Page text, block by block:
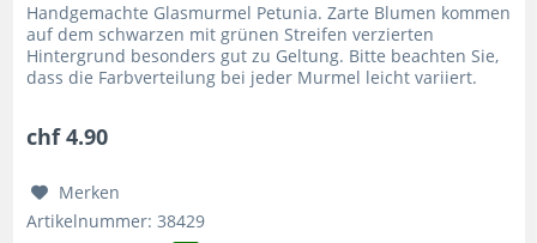
Handgemachte Glasmurmel Petunia. Zarte Blumen kommen
auf dem schwarzen mit grünen Streifen verzierten
Hintergrund besonders gut zu Geltung. Bitte beachten Sie,
dass die Farbverteilung bei jeder Murmel leicht variiert.
chf 4.90
Merken
Artikelnummer: 38429